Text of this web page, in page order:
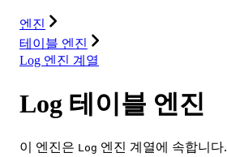
엔진
테이블 엔진
Log 엔진 계열
Log 테이블 엔진
이 엔진은 Log 엔진 계열에 속합니다.